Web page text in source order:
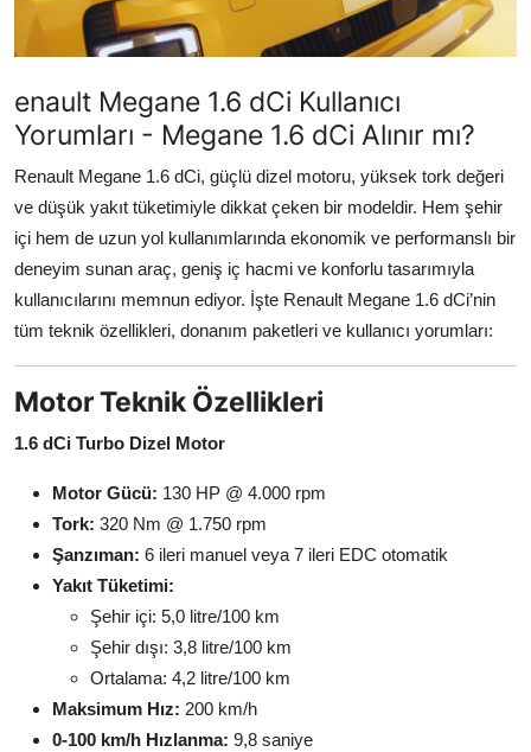
Yakıt, LPG & Elektrikli
enault Megane 1.6 dCi Kullanıcı
Yorumları - Megane 1.6 dCi Alınır mı?
Renault Megane 1.6 dCi, güçlü dizel motoru, yüksek tork değeri
ve düşük yakıt tüketimiyle dikkat çeken bir modeldir. Hem şehir
içi hem de uzun yol kullanımlarında ekonomik ve performanslı bir
deneyim sunan araç, geniş iç hacmi ve konforlu tasarımıyla
kullanıcılarını memnun ediyor. İşte Renault Megane 1.6 dCi’nin
tüm teknik özellikleri, donanım paketleri ve kullanıcı yorumları:
Motor Teknik Özellikleri
1.6 dCi Turbo Dizel Motor
Motor Gücü: 130 HP @ 4.000 rpm
Tork: 320 Nm @ 1.750 rpm
Şanzıman: 6 ileri manuel veya 7 ileri EDC otomatik
Yakıt Tüketimi:
Şehir içi: 5,0 litre/100 km
Şehir dışı: 3,8 litre/100 km
Ortalama: 4,2 litre/100 km
Maksimum Hız: 200 km/h
0-100 km/h Hızlanma: 9,8 saniye